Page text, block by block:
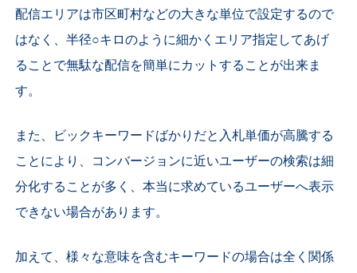
配信エリアは市区町村などの大きな単位で設定するので
はなく、半径○キロのように細かくエリア指定してあげ
ることで無駄な配信を簡単にカットすることが出来ま
す。
また、ビックキーワードばかりだと入札単価が高騰する
ことにより、コンバージョンに近いユーザーの検索は細
分化することが多く、本当に求めているユーザーへ表示
できない場合があります。
加えて、様々な意味を含むキーワードの場合は全く関係